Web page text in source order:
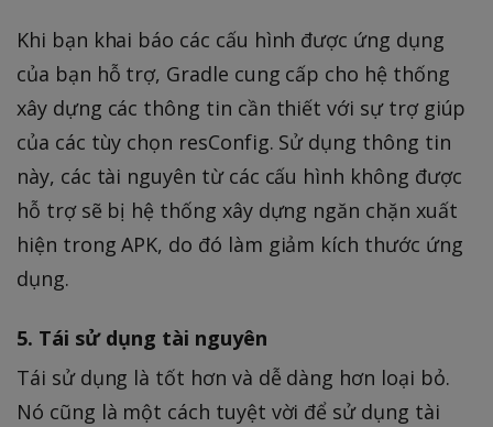
Khi bạn khai báo các cấu hình được ứng dụng
của bạn hỗ trợ, Gradle cung cấp cho hệ thống
xây dựng các thông tin cần thiết với sự trợ giúp
của các tùy chọn resConfig. Sử dụng thông tin
này, các tài nguyên từ các cấu hình không được
hỗ trợ sẽ bị hệ thống xây dựng ngăn chặn xuất
hiện trong APK, do đó làm giảm kích thước ứng
dụng.
5. Tái sử dụng tài nguyên
Tái sử dụng là tốt hơn và dễ dàng hơn loại bỏ.
Nó cũng là một cách tuyệt vời để sử dụng tài